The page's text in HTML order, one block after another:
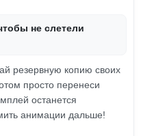
не слетели
резервную копию своих
просто перенеси
останется
анимации дальше!